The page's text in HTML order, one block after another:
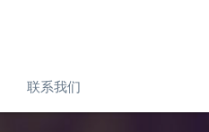
联系我们